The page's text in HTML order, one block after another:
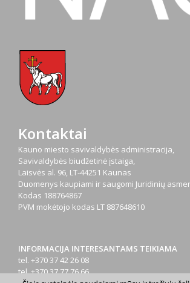
Kontaktai
Kauno miesto savivaldybės administracija,
Savivaldybės biudžetinė įstaiga,
Laisvės al. 96, LT-44251 Kaunas
Duomenys kaupiami ir saugomi Juridinių
Kodas 188764867
PVM mokėtojo kodas LT 887648610
INFORMACIJA INTERESANTAMS TEIKIAMA
tel. +370 37 42 26 08
tel. +370 37 77 76 66